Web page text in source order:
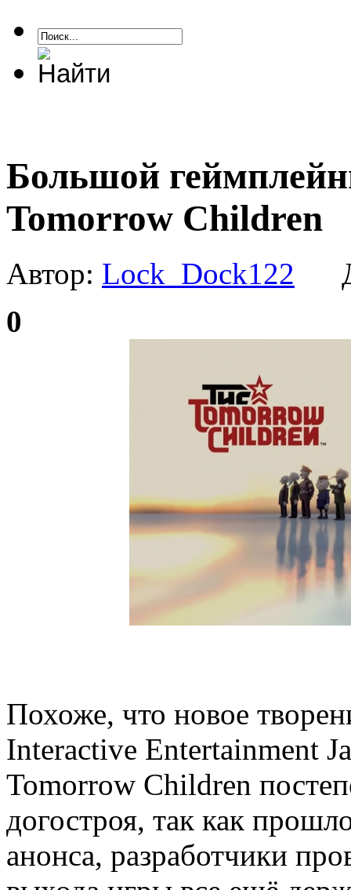
Большой
Tomorrow Children
Автор: Lock_Dock122
0
Похоже, что новое
Interactive Entertainment
Tomorrow Children
догостроя, так как
анонса, разработчики